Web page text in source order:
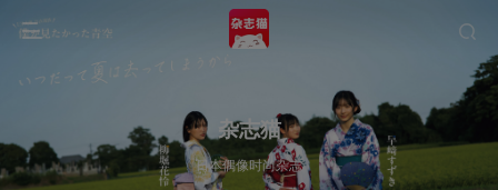
杂志猫
日本偶像时尚杂志